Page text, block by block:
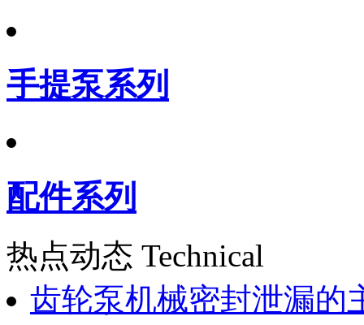
手提泵系列
配件系列
热点动态 Technical
齿轮泵机械密封泄漏的